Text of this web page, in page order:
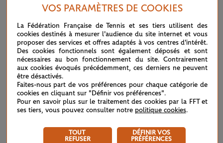
Qualifications 2024 : revivez la fin du
premier tour
VOS PARAMÈTRES DE COOKIES
La Fédération Française de Tennis et ses tiers utilisent des
cookies destinés à mesurer l'audience du site internet et vous
proposer des services et offres adaptés à vos centres d'intérêt.
Des cookies fonctionnels sont également déposés et sont
nécessaires au bon fonctionnement du site. Contrairement
aux cookies évoqués précédemment, ces derniers ne peuvent
être désactivés.
Faites-nous part de vos préférences pour chaque catégorie de
cookies en cliquant sur "Définir vos préférences".
Pour en savoir plus sur le traitement des cookies par la FFT et
ses tiers, vous pouvez consulter notre politique cookies.
TOUT
REFUSER
DÉFINIR VOS
PRÉFÉRENCES